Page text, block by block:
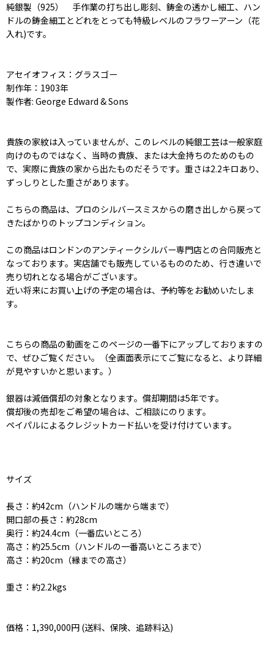
純銀製（925） 手作業の打ち出し彫刻、鋳金の透かし細工、ハン
ドルの鋳金細工とどれをとっても特級レベルのフラワーアーン（花
入れ)です。
アセイオフィス：グラスゴー
制作年：1903年
製作者: George Edward & Sons
貴族の家紋は入っていませんが、このレベルの純銀工芸は一般家庭
向けのものではなく、当時の貴族、または大金持ちのためのもの
で、実際に貴族の家から出たものだそうです。重さは2.2キロあり、
ずっしりとした重さがあります。
こちらの商品は、プロのシルバースミスからの磨き出しから戻って
きたばかりのトップコンディション。
この商品はロンドンのアンティークシルバー専門店との合同販売と
なっております。実店舗でも販売しているもののため、行き違いで
売り切れとなる場合がございます。
近い将来にお買い上げの予定の場合は、予約等をお勧めいたしま
す。
こちらの商品の動画をこのページの一番下にアップしておりますの
で、ぜひご覧ください。（全画面表示にてご覧になると、より詳細
が見やすいかと思います。）
銀器は減価償却の対象となります。償却期間は5年です。
償却後の売却をご希望の場合は、ご相談にのります。
ペイパルによるクレジットカード払いを受け付けています。
サイズ
長さ：約42cm（ハンドルの端から端まで）
開口部の長さ：約28cm
奥行：約24.4cm（一番広いところ）
高さ：約25.5cm（ハンドルの一番高いところまで）
高さ：約20cm（縁までの高さ）
重さ：約2.2kgs
価格：1,390,000円 (送料、保険、追跡料込)